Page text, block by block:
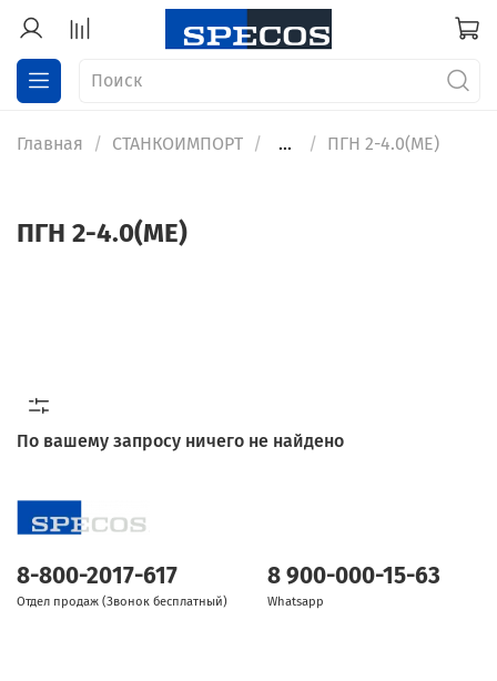
Главная СТАНКОИМПОРТ ... ПГН 2-4.0(МЕ)
ПГН 2-4.0(МЕ)
По вашему запросу ничего не найдено
8-800-2017-617
Отдел продаж (Звонок бесплатный)
8 900-000-15-63
Whatsapp